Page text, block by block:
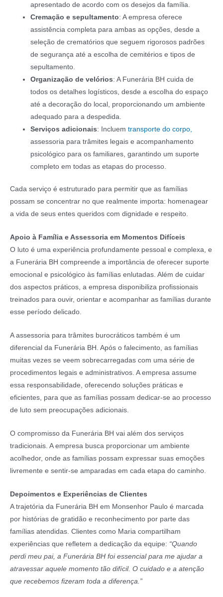
apresentado de acordo com os desejos da família.
Cremação e sepultamento: A empresa oferece
assistência completa para ambas as opções, desde a
seleção de crematórios que seguem rigorosos padrões
de segurança até a escolha de cemitérios e tipos de
sepultamento.
Organização de velórios: A Funerária BH cuida de
todos os detalhes logísticos, desde a escolha do espaço
até a decoração do local, proporcionando um ambiente
adequado para a despedida.
Serviços adicionais: Incluemtransporte do corpo,
assessoria para trâmites legais e acompanhamento
psicológico para os familiares, garantindo um suporte
completo em todas as etapas do processo.
Cada serviço é estruturado para permitir que as famílias
possam se concentrar no que realmente importa: homenagear
a vida de seus entes queridos com dignidade e respeito.
Apoio à Família e Assessoria em Momentos Difíceis
O luto é uma experiência profundamente pessoal e complexa, e
a Funerária BH compreende a importância de oferecer suporte
emocional e psicológico às famílias enlutadas. Além de cuidar
dos aspectos práticos, a empresa disponibiliza profissionais
treinados para ouvir, orientar e acompanhar as famílias durante
esse período delicado.
A assessoria para trâmites burocráticos também é um
diferencial da Funerária BH. Após o falecimento, as famílias
muitas vezes se veem sobrecarregadas com uma série de
procedimentos legais e administrativos. A empresa assume
essa responsabilidade, oferecendo soluções práticas e
eficientes, para que as famílias possam dedicar-se ao processo
de luto sem preocupações adicionais.
O compromisso da Funerária BH vai além dos serviços
tradicionais. A empresa busca proporcionar um ambiente
acolhedor, onde as famílias possam expressar suas emoções
livremente e sentir-se amparadas em cada etapa do caminho.
Depoimentos e Experiências de Clientes
A trajetória da Funerária BH em Monsenhor Paulo é marcada
por histórias de gratidão e reconhecimento por parte das
famílias atendidas. Clientes como Maria compartilham
experiências que refletem a dedicação da equipe: “Quando
perdi meu pai, a Funerária BH foi essencial para me ajudar a
atravessar aquele momento tão difícil. O cuidado e a atenção
que recebemos fizeram toda a diferença.”